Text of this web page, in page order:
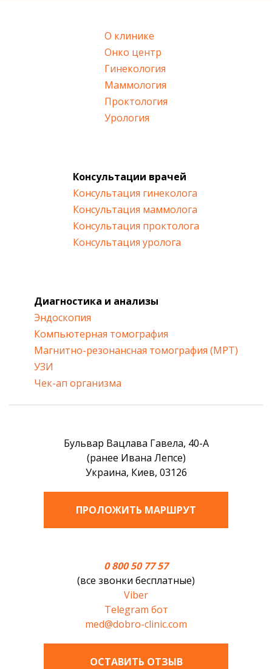
О клинике
Онко центр
Гинекология
Маммология
Проктология
Урология
Консультации врачей
Консультация гинеколога
Консультация маммолога
Консультация проктолога
Консультация уролога
Диагностика и анализы
Эндоскопия
Компьютерная томография
Магнитно-резонансная томография (МРТ)
УЗИ
Чек-ап организма
Бульвар Вацлава Гавела, 40-А
(ранее Ивана Лепсе)
Украина, Киев, 03126
ПРОЛОЖИТЬ МАРШРУТ
0 800 50 77 57
(все звонки бесплатные)
Viber
Telegram бот
med@dobro-clinic.com
ОСТАВИТЬ ОТЗЫВ